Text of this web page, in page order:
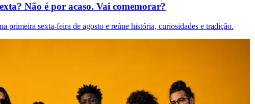
Não é por acaso. Vai comemorar?
primeira sexta-feira de agosto e reúne história, curiosidades e tradição.